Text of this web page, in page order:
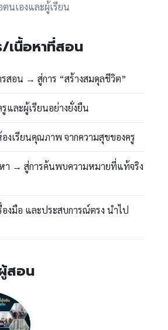
นเองและผู้เรียน
เนื้อหาที่สอน
สอน → สู่การ “สร้างสมดุลชีวิต”
และผู้เรียนอย่างยั่งยืน
องเรียนคุณภาพ จากความสุขของครู
า → สู่การค้นพบความหมายที่แท้จริง
งมือ และประสบการณ์ตรง นำไป
สอน